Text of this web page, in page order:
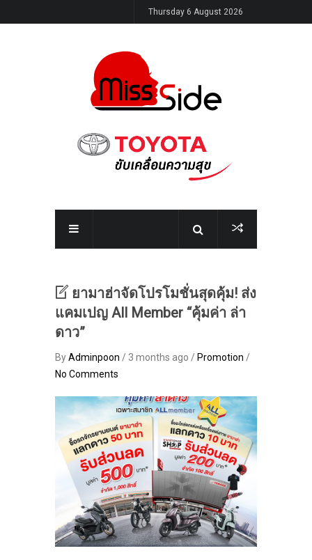
Thursday 6 August 2026
ยามาฮ่าจัดโปรโมชั่นสุดคุ้ม! ส่ง
แคมเปญ All Member “คุ้มค่า ล่า
ดาว”
ByAdminpoon / 3 months ago / Promotion /
No Comments